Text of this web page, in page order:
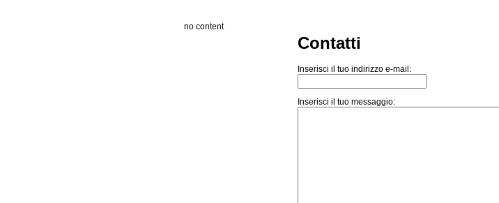
no content
Contatti
Inserisci il tuo indirizzo e-mail:
Inserisci il tuo messaggio: